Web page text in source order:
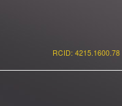
RCID: 4215.1600.78